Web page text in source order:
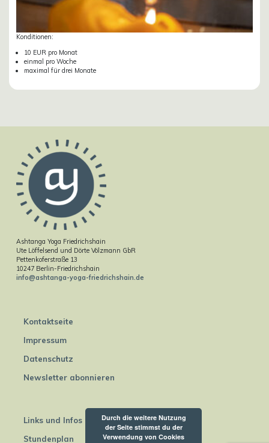
Konditionen:
10 EUR pro Monat
einmal pro Woche
maximal für drei Monate
Ashtanga Yoga Friedrichshain
Ute Löffelsend und Dörte Völzmann GbR
Pettenkoferstraße 13
10247 Berlin-Friedrichshain
info@ashtanga-yoga-friedrichshain.de
Kontaktseite
Impressum
Datenschutz
Newsletter abonnieren
Links und Infos
Stundenplan
Durch die weitere Nutzung
der Seite stimmst du der
Verwendung von Cookies